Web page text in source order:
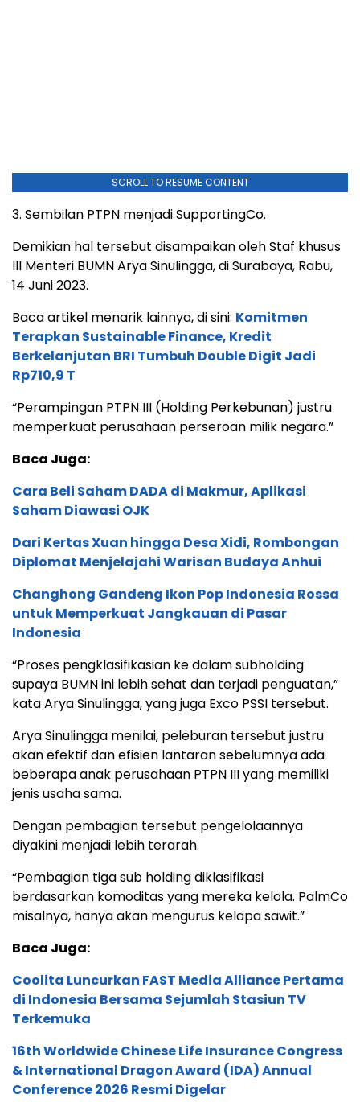
SCROLL TO RESUME CONTENT
3. Sembilan PTPN menjadi SupportingCo.
Demikian hal tersebut disampaikan oleh Staf khusus
III Menteri BUMN Arya Sinulingga, di Surabaya, Rabu,
14 Juni 2023.
Baca artikel menarik lainnya, di sini: Komitmen
Terapkan Sustainable Finance, Kredit
Berkelanjutan BRI Tumbuh Double Digit Jadi
Rp710,9 T
“Perampingan PTPN III (Holding Perkebunan) justru
memperkuat perusahaan perseroan milik negara.”
Baca Juga:
Cara Beli Saham DADA di Makmur, Aplikasi
Saham Diawasi OJK
Dari Kertas Xuan hingga Desa Xidi, Rombongan
Diplomat Menjelajahi Warisan Budaya Anhui
Changhong Gandeng Ikon Pop Indonesia Rossa
untuk Memperkuat Jangkauan di Pasar
Indonesia
“Proses pengklasifikasian ke dalam subholding
supaya BUMN ini lebih sehat dan terjadi penguatan,”
kata Arya Sinulingga, yang juga Exco PSSI tersebut.
Arya Sinulingga menilai, peleburan tersebut justru
akan efektif dan efisien lantaran sebelumnya ada
beberapa anak perusahaan PTPN III yang memiliki
jenis usaha sama.
Dengan pembagian tersebut pengelolaannya
diyakini menjadi lebih terarah.
“Pembagian tiga sub holding diklasifikasi
berdasarkan komoditas yang mereka kelola. PalmCo
misalnya, hanya akan mengurus kelapa sawit.”
Baca Juga:
Coolita Luncurkan FAST Media Alliance Pertama
di Indonesia Bersama Sejumlah Stasiun TV
Terkemuka
16th Worldwide Chinese Life Insurance Congress
& International Dragon Award (IDA) Annual
Conference 2026 Resmi Digelar